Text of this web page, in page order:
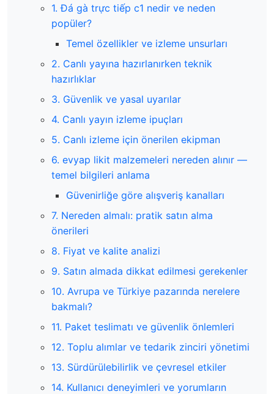
1. Đá gà trực tiếp c1 nedir ve neden
popüler?
Temel özellikler ve izleme unsurları
2. Canlı yayına hazırlanırken teknik
hazırlıklar
3. Güvenlik ve yasal uyarılar
4. Canlı yayın izleme ipuçları
5. Canlı izleme için önerilen ekipman
6. evyap likit malzemeleri nereden alınır —
temel bilgileri anlama
Güvenirliğe göre alışveriş kanalları
7. Nereden almalı: pratik satın alma
önerileri
8. Fiyat ve kalite analizi
9. Satın almada dikkat edilmesi gerekenler
10. Avrupa ve Türkiye pazarında nerelere
bakmalı?
11. Paket teslimatı ve güvenlik önlemleri
12. Toplu alımlar ve tedarik zinciri yönetimi
13. Sürdürülebilirlik ve çevresel etkiler
14. Kullanıcı deneyimleri ve yorumların